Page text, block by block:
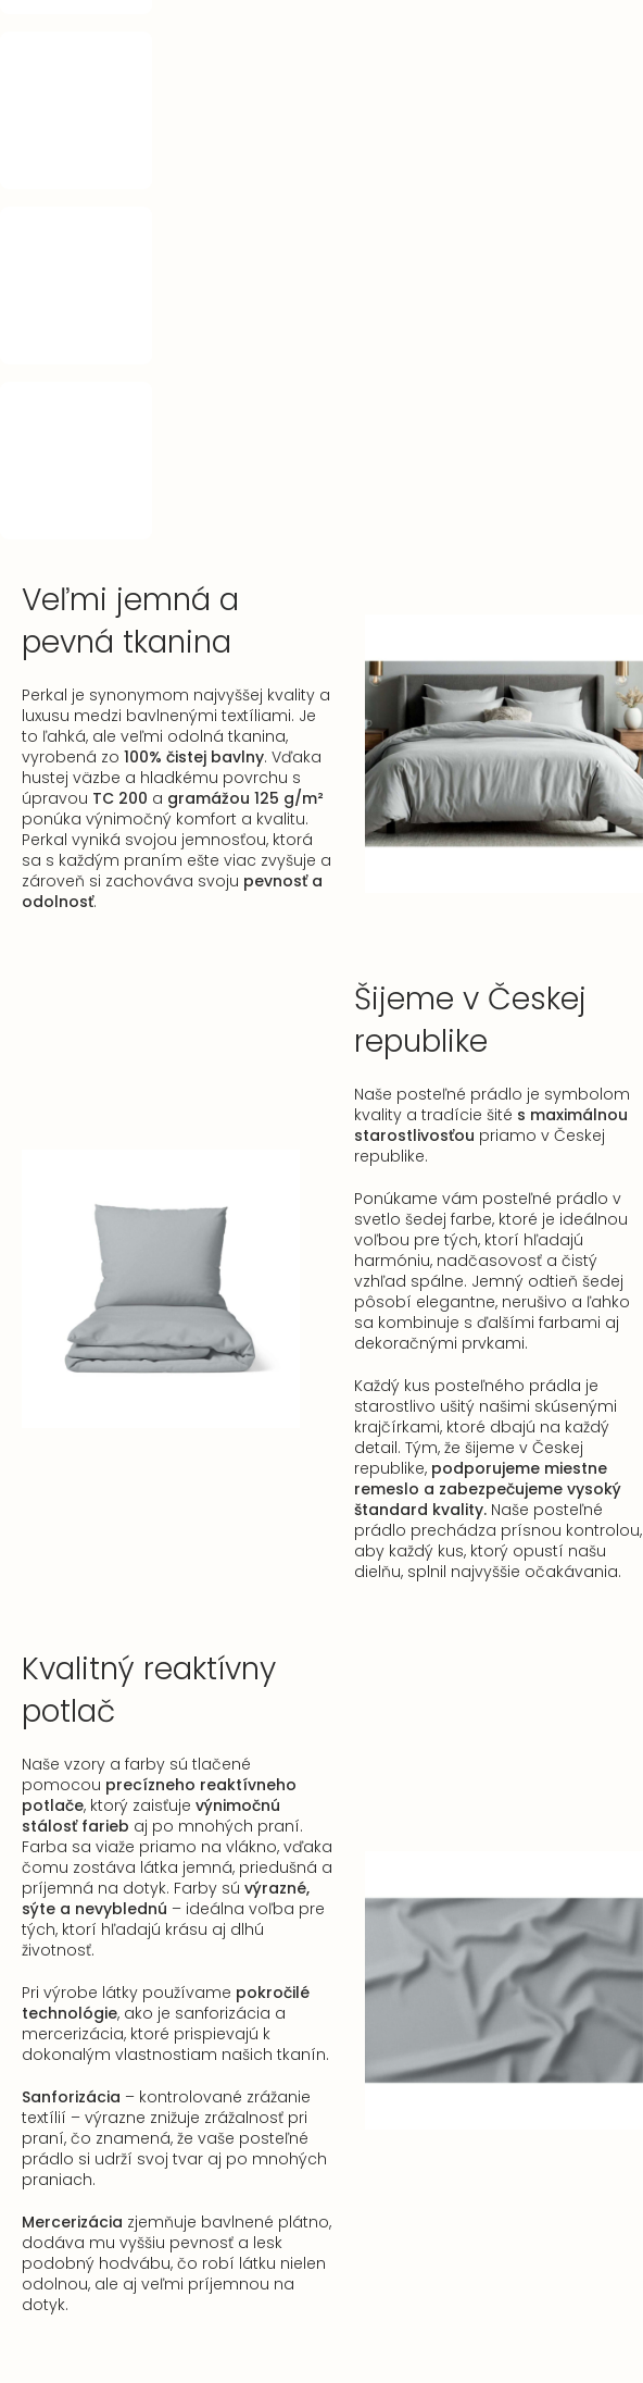
Veľmi jemná a
pevná tkanina
Perkal je synonymom najvyššej kvality a
luxusu medzi bavlnenými textíliami. Je
to ľahká, ale veľmi odolná tkanina,
vyrobená zo 100% čistej bavlny. Vďaka
hustej väzbe a hladkému povrchu s
úpravou TC 200 a gramážou 125 g/m²
ponúka výnimočný komfort a kvalitu.
Perkal vyniká svojou jemnosťou, ktorá
sa s každým praním ešte viac zvyšuje a
zároveň si zachováva svoju pevnosť a
odolnosť.
Šijeme v Českej
republike
Naše posteľné prádlo je symbolom
kvality a tradície šité s maximálnou
starostlivosťou priamo v Českej
republike.
Ponúkame vám posteľné prádlo v
svetlo šedej farbe, ktoré je ideálnou
voľbou pre tých, ktorí hľadajú
harmóniu, nadčasovosť a čistý
vzhľad spálne. Jemný odtieň šedej
pôsobí elegantne, nerušivo a ľahko
sa kombinuje s ďalšími farbami aj
dekoračnými prvkami.
Každý kus posteľného prádla je
starostlivo ušitý našimi skúsenými
krajčírkami, ktoré dbajú na každý
detail. Tým, že šijeme v Českej
republike, podporujeme miestne
remeslo a zabezpečujeme vysoký
štandard kvality. Naše posteľné
prádlo prechádza prísnou kontrolou,
aby každý kus, ktorý opustí našu
dielňu, splnil najvyššie očakávania.
Kvalitný reaktívny
potlač
Naše vzory a farby sú tlačené
pomocou precízneho reaktívneho
potlače, ktorý zaisťuje výnimočnú
stálosť farieb aj po mnohých praní.
Farba sa viaže priamo na vlákno, vďaka
čomu zostáva látka jemná, priedušná a
príjemná na dotyk. Farby sú výrazné,
sýte a nevyblednú – ideálna voľba pre
tých, ktorí hľadajú krásu aj dlhú
životnosť.
Pri výrobe látky používame pokročilé
technológie, ako je sanforizácia a
mercerizácia, ktoré prispievajú k
dokonalým vlastnostiam našich tkanín.
Sanforizácia – kontrolované zrážanie
textílií – výrazne znižuje zrážalnosť pri
praní, čo znamená, že vaše posteľné
prádlo si udrží svoj tvar aj po mnohých
praniach.
Mercerizácia zjemňuje bavlnené plátno,
dodáva mu vyššiu pevnosť a lesk
podobný hodvábu, čo robí látku nielen
odolnou, ale aj veľmi príjemnou na
dotyk.